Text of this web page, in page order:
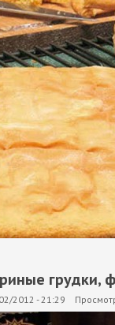
грудки,
2012 - 21:29